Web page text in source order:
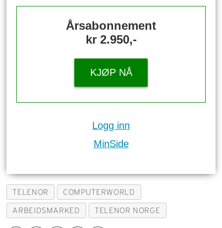
Årsabonnement
kr 2.950,-
KJØP NÅ
Logg inn
MinSide
TELENOR COMPUTERWORLD
ARBEIDSMARKED TELENOR NORGE